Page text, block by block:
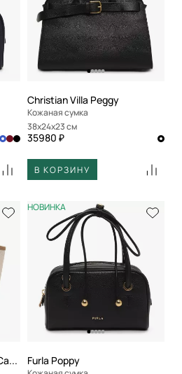
Christian Villa Peggy
Кожаная сумка
38x24x23 см
35980 ₽
В КОРЗИНУ
Christian Villa Tennessee Canvas
НОВИНКА
Furla Poppy